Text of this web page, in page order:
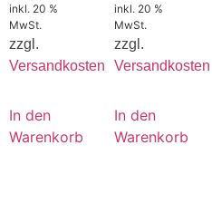
inkl. 20 %
MwSt.
zzgl.
Versandkosten
In den
Warenkorb
inkl. 20 %
MwSt.
zzgl.
Versandkosten
In den
Warenkorb